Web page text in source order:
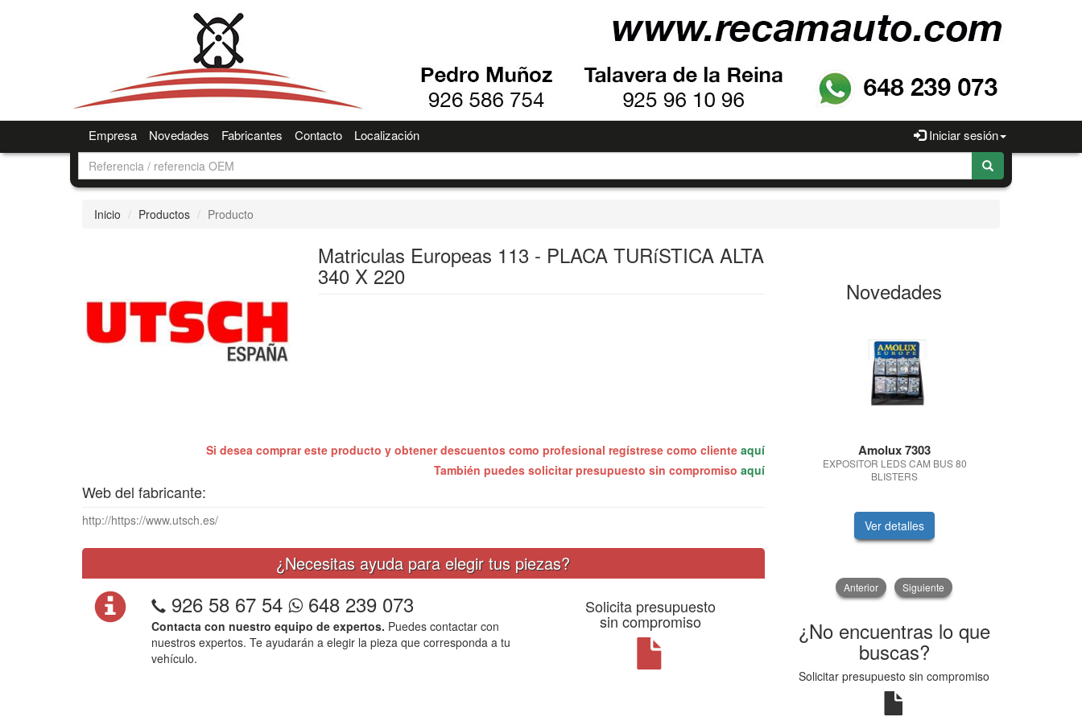
Iniciar sesión
Empresa Novedades Fabricantes Contacto Localización
Inicio Productos Producto
Matriculas Europeas 113 - PLACA TURíSTICA ALTA
340 X 220
Si desea comprar este producto y obtener descuentos como profesional regístrese como cliente aquí
También puedes solicitar presupuesto sin compromiso aquí
Web del fabricante:
http://https://www.utsch.es/
¿Necesitas ayuda para elegir tus piezas?
926 58 67 54 648 239 073
Contacta con nuestro equipo de expertos. Puedes contactar con
nuestros expertos. Te ayudarán a elegir la pieza que corresponda a tu
vehículo.
Solicita presupuesto
sin compromiso
Novedades
Amolux 7303
EXPOSITOR LEDS CAM BUS 80
BLISTERS
Ver detalles
Anterior Siguiente
¿No encuentras lo que
buscas?
Solicitar presupuesto sin compromiso